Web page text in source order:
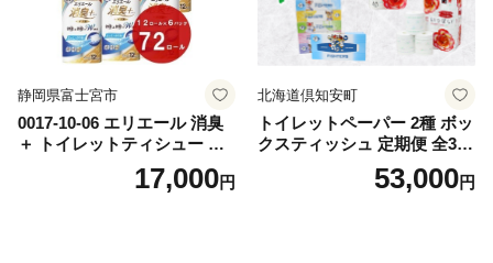
静岡県富士宮市
0017-10-06 エリエール 消臭
＋ トイレットティシュー し
っかり香るフレッシュクリア
の香り ダブル 12ロール×6パ
17,000円
北海道倶知安町
トイレットペーパー 2種 ボッ
クスティッシュ 定期便 全3
回 日本製 まとめ買い 防災
常備品 日用雑貨 消耗品 生活
53,000円